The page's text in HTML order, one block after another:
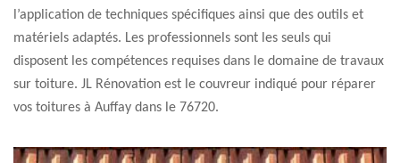
l’application de techniques spécifiques ainsi que des outils et
matériels adaptés. Les professionnels sont les seuls qui
disposent les compétences requises dans le domaine de travaux
sur toiture. JL Rénovation est le couvreur indiqué pour réparer
vos toitures à Auffay dans le 76720.